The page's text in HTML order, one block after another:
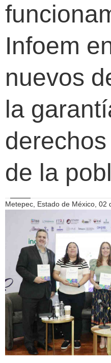
Infoem
nuevos
la
de la
Metepec, Estado de México, 02